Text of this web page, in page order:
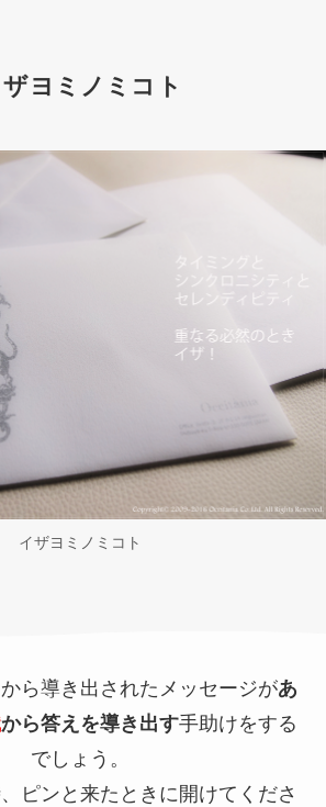
ヨミノミコト
イザヨミノミコト
ら導き出されたメッセージがあ
から答えを導き出す手助けをする
でしょう。
ピンと来たときに開けてくださ